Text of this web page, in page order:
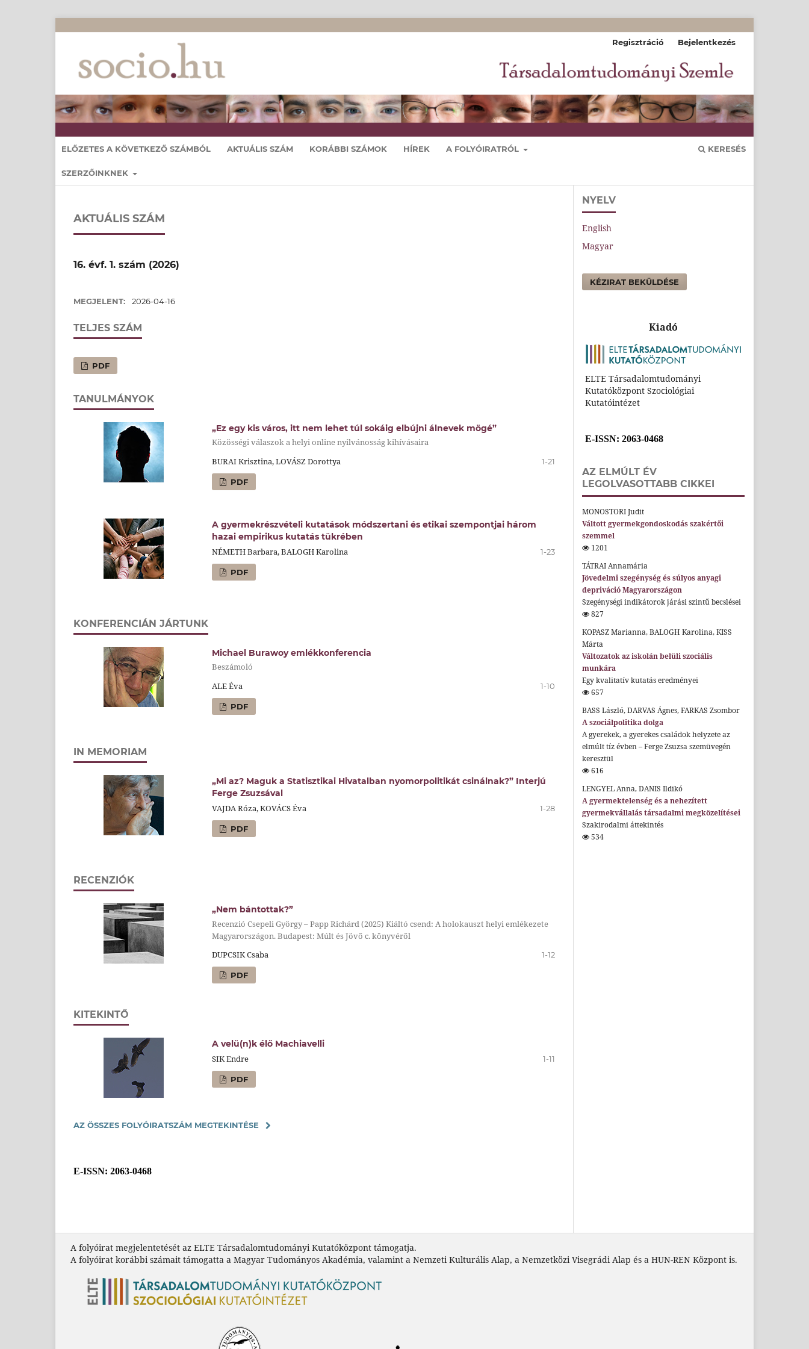
ELŐZETES A KÖVETKEZŐ SZÁMBÓL AKTUÁLIS SZÁM KORÁBBI SZÁMOK HÍREK A FOLYÓIRATRÓL
SZERZŐINKNEK
KERESÉS
Regisztráció Bejelentkezés
AKTUÁLIS SZÁM
16. évf. 1. szám (2026)
MEGJELENT: 2026-04-16
TELJES SZÁM
PDF
TANULMÁNYOK
„Ez egy kis város, itt nem lehet túl sokáig elbújni álnevek mögé”
Közösségi válaszok a helyi online nyilvánosság kihívásaira
BURAI Krisztina, LOVÁSZ Dorottya
1-21
PDF
A gyermekrészvételi kutatások módszertani és etikai szempontjai három
hazai empirikus kutatás tükrében
NÉMETH Barbara, BALOGH Karolina
1-23
PDF
KONFERENCIÁN JÁRTUNK
Michael Burawoy emlékkonferencia
Beszámoló
ALE Éva
1-10
PDF
IN MEMORIAM
„Mi az? Maguk a Statisztikai Hivatalban nyomorpolitikát csinálnak?” Interjú
Ferge Zsuzsával
VAJDA Róza, KOVÁCS Éva
1-28
PDF
RECENZIÓK
„Nem bántottak?”
Recenzió Csepeli György – Papp Richárd (2025) Kiáltó csend: A holokauszt helyi emlékezete
Magyarországon. Budapest: Múlt és Jövő c. könyvéről
DUPCSIK Csaba
1-12
PDF
KITEKINTŐ
A velü(n)k élő Machiavelli
SIK Endre
1-11
PDF
AZ ÖSSZES FOLYÓIRATSZÁM MEGTEKINTÉSE
E-ISSN: 2063-0468
NYELV
English
Magyar
KÉZIRAT BEKÜLDÉSE
Kiadó
ELTE Társadalomtudományi
Kutatóközpont Szociológiai
Kutatóintézet
E-ISSN: 2063-0468
AZ ELMÚLT ÉV
LEGOLVASOTTABB CIKKEI
MONOSTORI Judit
Váltott gyermekgondoskodás szakértői
szemmel
1201
TÁTRAI Annamária
Jövedelmi szegénység és súlyos anyagi
depriváció Magyarországon
Szegénységi indikátorok járási szintű becslései
827
KOPASZ Marianna, BALOGH Karolina, KISS
Márta
Változatok az iskolán belüli szociális
munkára
Egy kvalitatív kutatás eredményei
657
BASS László, DARVAS Ágnes, FARKAS Zsombor
A szociálpolitika dolga
A gyerekek, a gyerekes családok helyzete az
elmúlt tíz évben – Ferge Zsuzsa szemüvegén
keresztül
616
LENGYEL Anna, DANIS Ildikó
A gyermektelenség és a nehezített
gyermekvállalás társadalmi megközelítései
Szakirodalmi áttekintés
534
A folyóirat megjelentetését az ELTE Társadalomtudományi Kutatóközpont támogatja.
A folyóirat korábbi számait támogatta a Magyar Tudományos Akadémia, valamint a Nemzeti Kulturális Alap, a Nemzetközi Visegrádi Alap és a HUN-REN Központ is.